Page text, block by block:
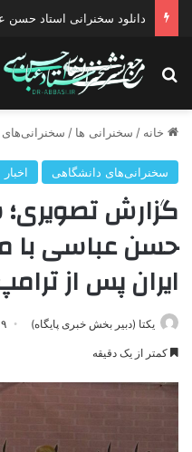
دانلود سخنرانی استاد حسن
جستجو برای
خانه / سخنرانی ها /
سخنرانی‌های دانشگاهی اخبار
گزارش تصویری؛
حسن عباسی با
ایران پس از
یکتا (دبیر بخش خبری پایگاه) ۹ آذر ۱۳۹۵
کمتر از یک دقیقه